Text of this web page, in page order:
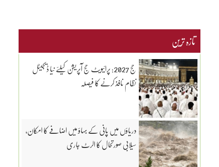
تازہ ترین
حج 2027: پرائیویٹ حج آپریشن کیلئے نیا ڈیجیٹل
نظام نافذ کرنے کا فیصلہ
دریاؤں میں پانی کے بہاؤ میں اضافے کا امکان،
سیلابی صورتحال کا الرٹ جاری